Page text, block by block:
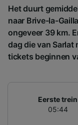
Het duurt
naar Brive-la-
ongeveer 39 km.
dag die van Sarlat
tickets beginnen
Eerste trein
05:44
gebruikt voor
gevraagd om
Wij en onze
voor de
Precieze
identificatie.
advertenties